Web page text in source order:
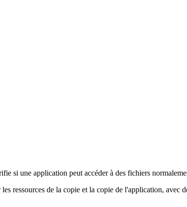
si une application peut accéder à des fichiers
ressources de la copie et la copie de l'application, avec